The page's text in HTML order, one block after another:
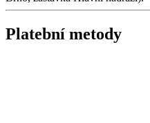
Platební metody